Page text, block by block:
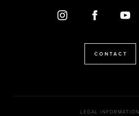
CONTACT
LEGAL INFORMATION